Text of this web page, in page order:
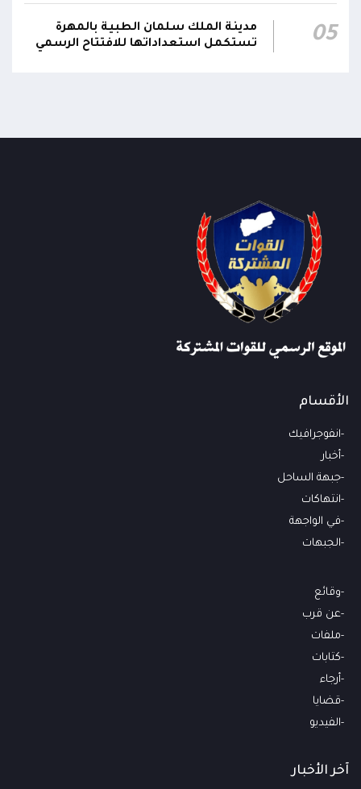
05
مدينة الملك سلمان الطبية بالمهرة
تستكمل استعداداتها للافتتاح الرسمي
الأقسام
انفوجرافيك
أخبار
جبهة الساحل
انتهاكات
في الواجهة
الجبهات
وقائع
عن قرب
ملفات
كتابات
أرجاء
قضايا
الفيديو
آخر الأخبار